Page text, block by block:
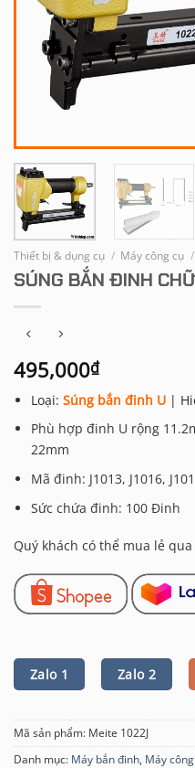
Thiết bị & dụng cụ / Máy công cụ /
SÚNG BẮN ĐINH
495,000₫
Loại: Súng bắn đinh U|
Phù hợp đinh U rộng
22mm
Mã đinh: J1013, J1016,
Sức chứa đinh: 100 Đinh
Quý khách có thể mua lẻ qua
Zalo 1 Zalo 2
Mã sản phẩm: Meite 1022J
Danh mục: Máy bắn đinh, Máy